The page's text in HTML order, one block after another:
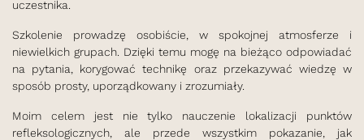
uczestnika.
Szkolenie prowadzę osobiście, w spokojnej atmosferze i
niewielkich grupach. Dzięki temu mogę na bieżąco odpowiadać
na pytania, korygować technikę oraz przekazywać wiedzę w
sposób prosty, uporządkowany i zrozumiały.
Moim celem jest nie tylko nauczenie lokalizacji punktów
refleksologicznych, ale przede wszystkim pokazanie, jak